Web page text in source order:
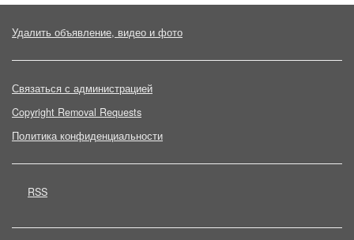
Удалить объявление, видео и фото
Связаться с администрацией
Copyright Removal Requests
Политика конфиденциальности
RSS